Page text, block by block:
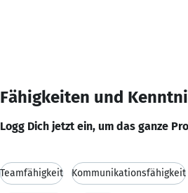
Fähigkeiten und
Logg Dich jetzt ein, um das ganze
Teamfähigkeit Kommunikationsfähigkeit